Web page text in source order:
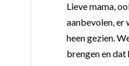
Lieve mama,
aanbevolen, er
heen gezien.
brengen en